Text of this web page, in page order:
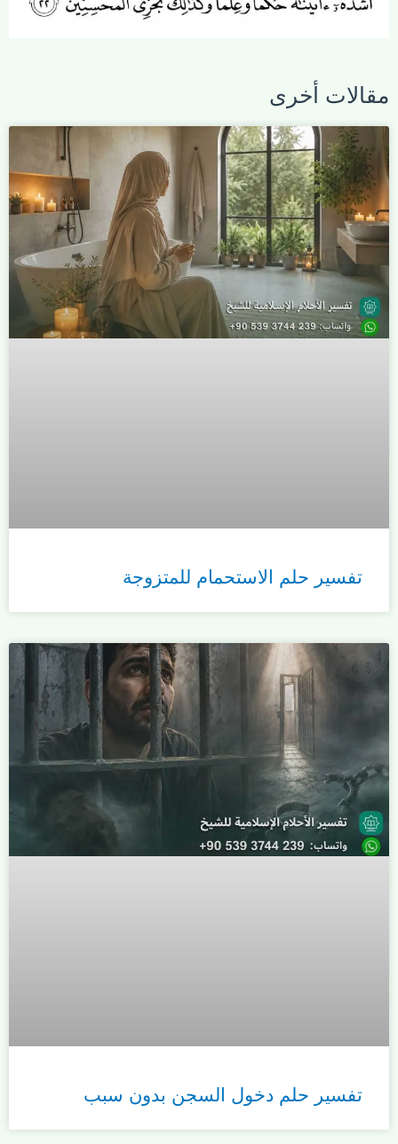
مقالات أخرى
تفسير حلم الاستحمام للمتزوجة
تفسير حلم دخول السجن بدون سبب